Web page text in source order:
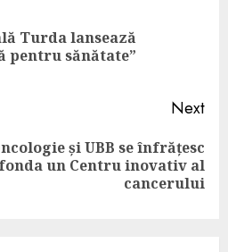
Turda lansează
pentru sănătate”
Next
și UBB se înfrățesc
un Centru inovativ al
cancerului